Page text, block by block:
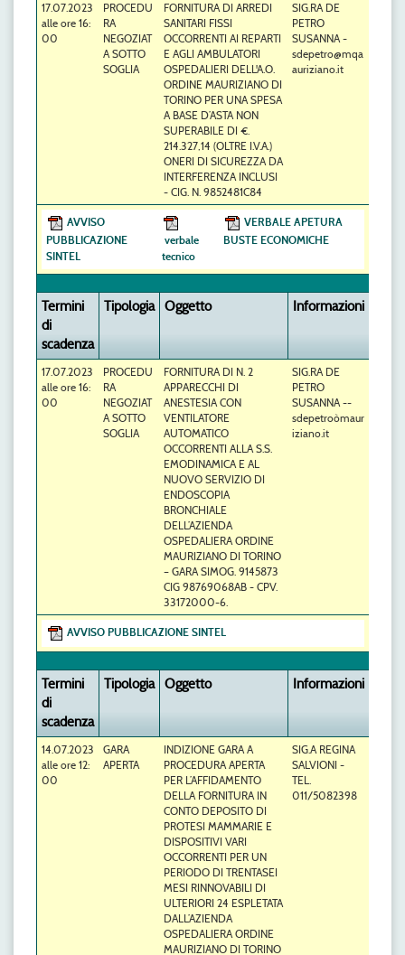
17.07.2023
alle ore 16:
00
PROCEDU
RA
NEGOZIAT
A SOTTO
SOGLIA
FORNITURA DI ARREDI
SANITARI FISSI
OCCORRENTI AI REPARTI
E AGLI AMBULATORI
OSPEDALIERI DELL'A.O.
ORDINE MAURIZIANO DI
TORINO PER UNA SPESA
A BASE D’ASTA NON
SUPERABILE DI €.
214.327,14 (OLTRE I.V.A.)
ONERI DI SICUREZZA DA
INTERFERENZA INCLUSI
- CIG. N. 9852481C84
SIG.RA DE
PETRO
SUSANNA -
sdepetro@mqa
auriziano.it
AVVISO
PUBBLICAZIONE
SINTEL
verbale
tecnico
VERBALE APETURA
BUSTE ECONOMICHE
Termini
di
scadenza
Tipologia Oggetto Informazioni
17.07.2023
alle ore 16:
00
PROCEDU
RA
NEGOZIAT
A SOTTO
SOGLIA
FORNITURA DI N. 2
APPARECCHI DI
ANESTESIA CON
VENTILATORE
AUTOMATICO
OCCORRENTI ALLA S.S.
EMODINAMICA E AL
NUOVO SERVIZIO DI
ENDOSCOPIA
BRONCHIALE
DELL’AZIENDA
OSPEDALIERA ORDINE
MAURIZIANO DI TORINO
– GARA SIMOG. 9145873
CIG 98769068AB - CPV.
33172000-6.
SIG.RA DE
PETRO
SUSANNA --
sdepetroòmaur
iziano.it
AVVISO PUBBLICAZIONE SINTEL
Termini
di
scadenza
Tipologia Oggetto Informazioni
14.07.2023
alle ore 12:
00
GARA
APERTA
INDIZIONE GARA A
PROCEDURA APERTA
PER L’AFFIDAMENTO
DELLA FORNITURA IN
CONTO DEPOSITO DI
PROTESI MAMMARIE E
DISPOSITIVI VARI
OCCORRENTI PER UN
PERIODO DI TRENTASEI
MESI RINNOVABILI DI
ULTERIORI 24 ESPLETATA
DALL’AZIENDA
OSPEDALIERA ORDINE
MAURIZIANO DI TORINO
SIG.A REGINA
SALVIONI -
TEL.
011/5082398